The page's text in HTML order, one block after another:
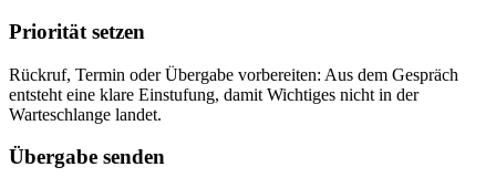
Priorität setzen
Rückruf, Termin oder Übergabe vorbereiten: Aus dem Gespräch
entsteht eine klare Einstufung, damit Wichtiges nicht in der
Warteschlange landet.
Übergabe senden